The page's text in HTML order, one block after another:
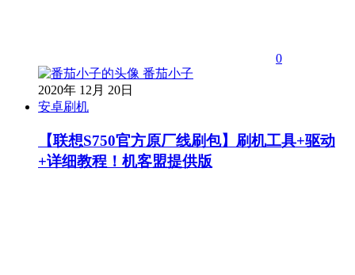
0
番茄小子
2020年 12月 20日
安卓刷机
【联想S750官方原厂线刷包】刷机工具+驱动
+详细教程！机客盟提供版